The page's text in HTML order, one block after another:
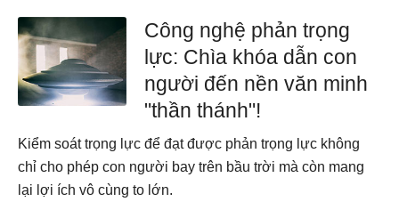
Công nghệ phản trọng
lực: Chìa khóa dẫn con
người đến nền văn minh
"thần thánh"!
Kiểm soát trọng lực để đạt được phản trọng lực không
chỉ cho phép con người bay trên bầu trời mà còn mang
lại lợi ích vô cùng to lớn.